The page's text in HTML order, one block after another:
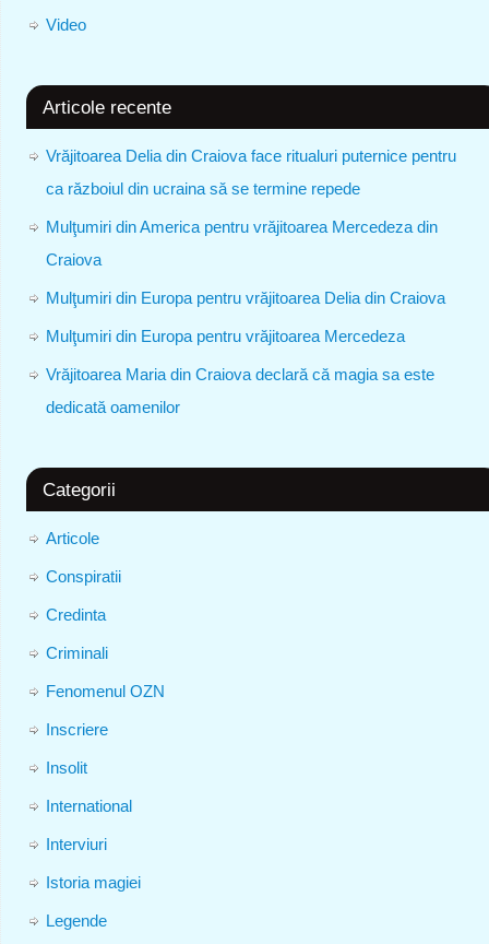
Video
Articole recente
Vrăjitoarea Delia din Craiova face ritualuri puternice pentru
ca războiul din ucraina să se termine repede
Mulţumiri din America pentru vrăjitoarea Mercedeza din
Craiova
Mulţumiri din Europa pentru vrăjitoarea Delia din Craiova
Mulţumiri din Europa pentru vrăjitoarea Mercedeza
Vrăjitoarea Maria din Craiova declară că magia sa este
dedicată oamenilor
Categorii
Articole
Conspiratii
Credinta
Criminali
Fenomenul OZN
Inscriere
Insolit
International
Interviuri
Istoria magiei
Legende